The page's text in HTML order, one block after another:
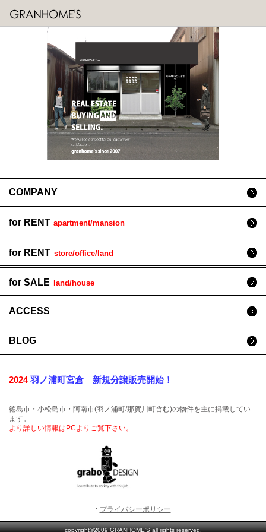
COMPANY
for RENT apartment/mansion
for RENT store/office/land
for SALE land/house
ACCESS
BLOG
2024羽ノ浦町宮倉 新規分譲販売開始！
徳島市・小松島市・阿南市(羽ノ浦町/那賀川町含む)の物件を主に掲載してい
ます。
より詳しい情報はPCよりご覧下さい。
プライバシーポリシー
copyright©2009 GRANHOME'S all rights reserved.